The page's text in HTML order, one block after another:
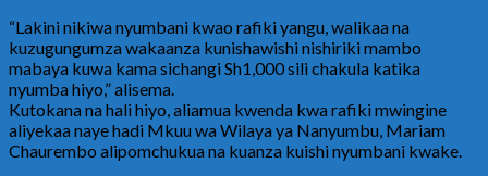
“Lakini nikiwa nyumbani kwao rafiki yangu, walikaa na
kuzugungumza wakaanza kunishawishi nishiriki mambo
mabaya kuwa kama sichangi Sh1,000 sili chakula katika
nyumba hiyo,” alisema.
Kutokana na hali hiyo, aliamua kwenda kwa rafiki mwingine
aliyekaa naye hadi Mkuu wa Wilaya ya Nanyumbu, Mariam
Chaurembo alipomchukua na kuanza kuishi nyumbani kwake.